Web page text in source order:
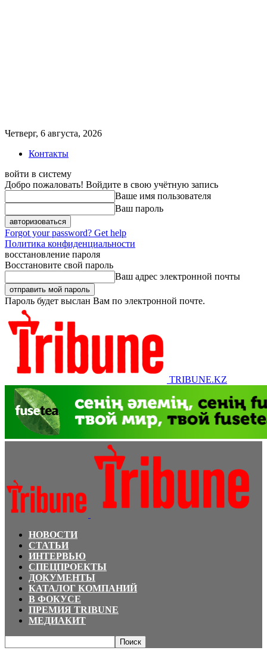
Четверг, 6 августа, 2026
Контакты
войти в систему
Добро пожаловать! Войдите в свою учётную запись
Ваше имя пользователя
Ваш пароль
Forgot your password? Get help
Политика конфиденциальности
восстановление пароля
Восстановите свой пароль
Ваш адрес электронной почты
Пароль будет выслан Вам по электронной почте.
TRIBUNE.KZ
НОВОСТИ
СТАТЬИ
ИНТЕРВЬЮ
СПЕЦПРОЕКТЫ
ДОКУМЕНТЫ
КАТАЛОГ КОМПАНИЙ
В ФОКУСЕ
ПРЕМИЯ TRIBUNE
МЕДИАКИТ